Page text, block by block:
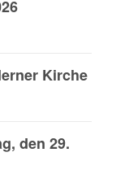
Kirche
den 29.